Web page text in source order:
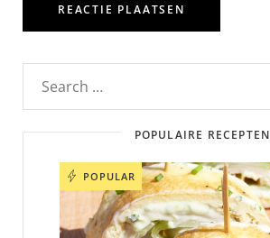
POPULAIRE RECEPTEN
POPULAR